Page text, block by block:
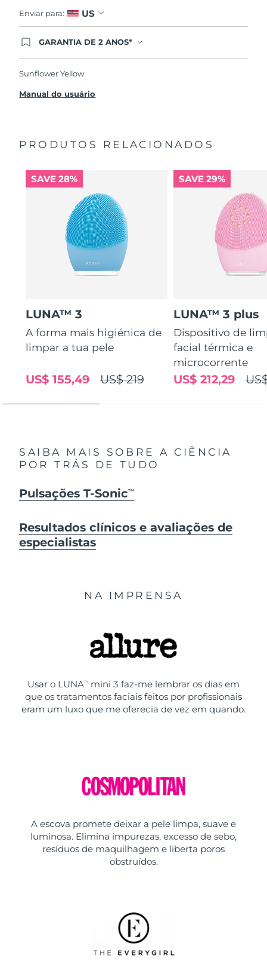
Enviar para: US
GARANTIA DE 2 ANOS*
significa que se você tiver qualquer problema até
produto gratuitamente.*exceto pelo Luna FOFO
Sunflower Yellow
Manual do usuário
PRODUTOS RELACIONADOS
SAVE 28%
LUNA™ 3
A forma mais higiénica de
limpar a tua pele
US$ 219
US$ 155,49
SAVE 29%
LUNA™ 3 plus
Dispositivo de
facial térmica e
microcorrente
US$ 212,29
SAIBA MAIS SOBRE A CIÊNCIA
POR TRÁS DE TUDO
Pulsações T-SonicTM
Resultados clínicos e avaliações de
especialistas
NA IMPRENSA
Usar o LUNATM
mini 3 faz-me lembrar os dias em
que os tratamentos faciais feitos por profissionais
eram um luxo que me oferecia de vez em quando.
A escova promete deixar a pele limpa, suave e
luminosa. Elimina impurezas, excesso de sebo,
resíduos de maquilhagem e liberta poros
obstruídos.